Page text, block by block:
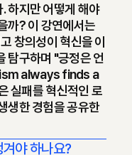
하지만 어떻게 해야
까? 이 강연에서는
창의성이 혁신을 이
탐구하며 "긍정은 언
always finds a
실패를 혁신적인 로
생한 경험을 공유한
야 하나요?